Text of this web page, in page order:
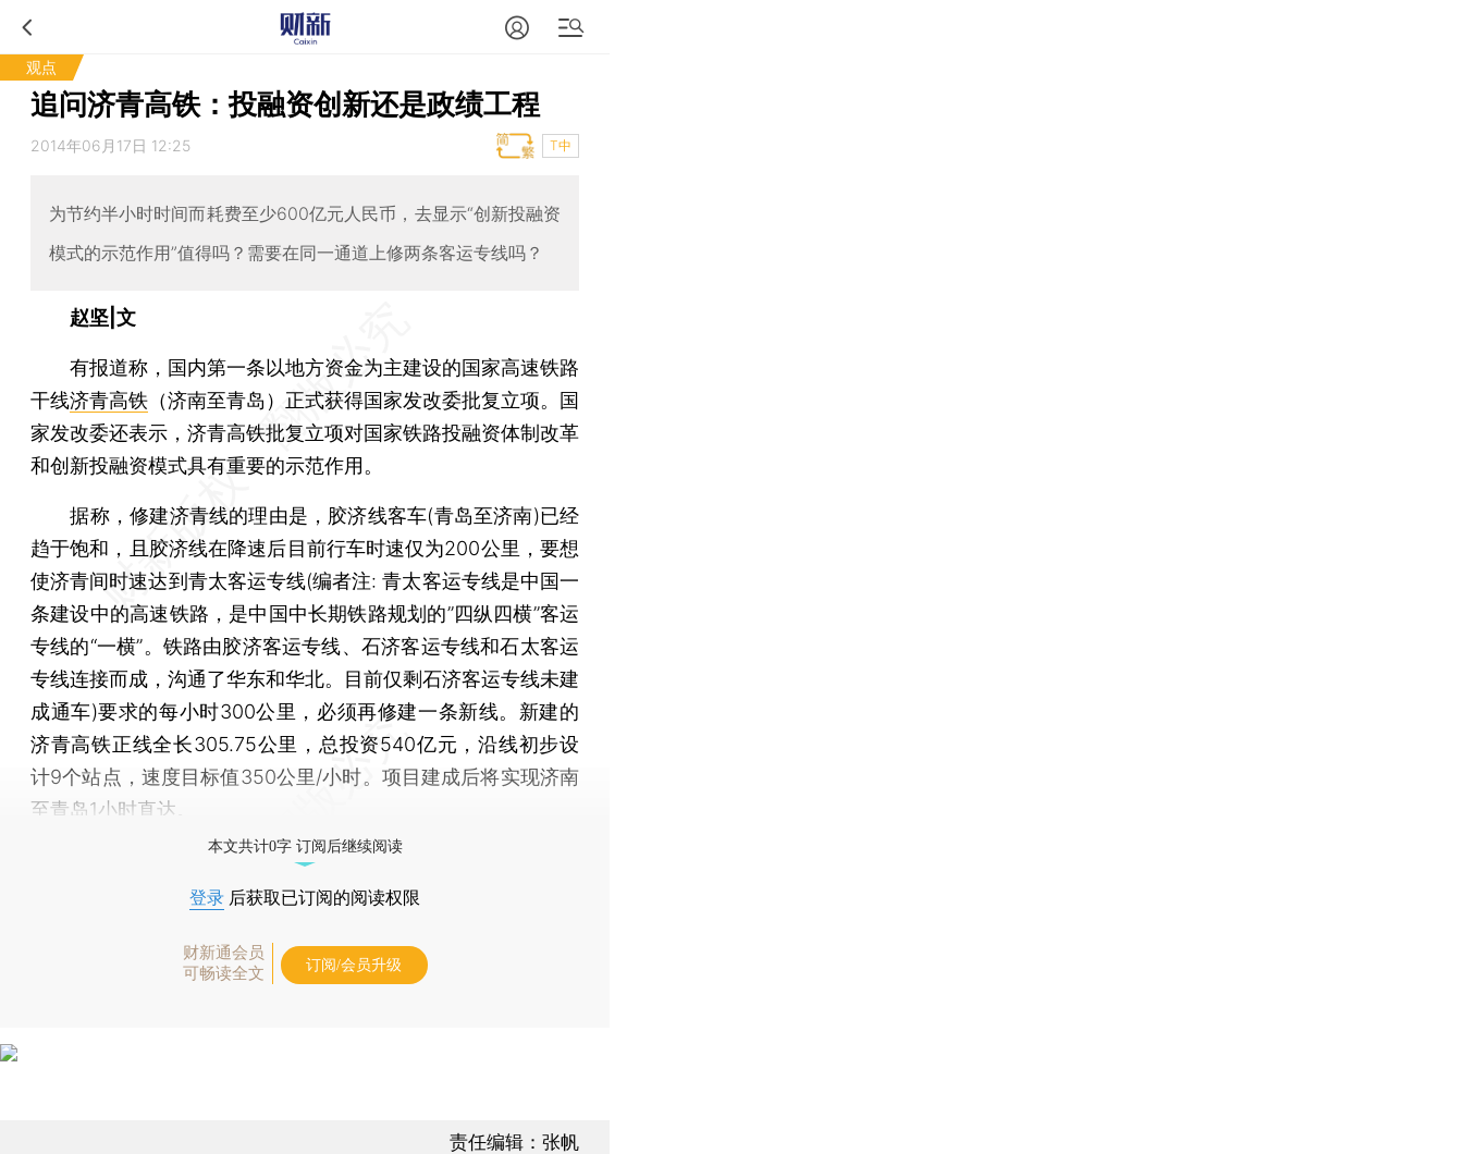
观点
追问济青高铁：投融资创新还是政绩工程
2014年06月17日 12:25 T中
为节约半小时时间而耗费至少600亿元人民币，去显示“创新投融资
模式的示范作用”值得吗？需要在同一通道上修两条客运专线吗？
赵坚|文
有报道称，国内第一条以地方资金为主建设的国家高速铁路
干线济青高铁 （济南至青岛）正式获得国家发改委批复立项。国
家发改委还表示，济青高铁批复立项对国家铁路投融资体制改革
和创新投融资模式具有重要的示范作用。
据称，修建济青线的理由是，胶济线客车(青岛至济南)已经
趋于饱和，且胶济线在降速后目前行车时速仅为200公里，要想
使济青间时速达到青太客运专线(编者注: 青太客运专线是中国一
条建设中的高速铁路，是中国中长期铁路规划的”四纵四横”客运
专线的“一横”。铁路由胶济客运专线、石济客运专线和石太客运
专线连接而成，沟通了华东和华北。目前仅剩石济客运专线未建
成通车)要求的每小时300公里，必须再修建一条新线。新建的
济青高铁正线全长305.75公里，总投资540亿元，沿线初步设
计9个站点，速度目标值350公里/小时。项目建成后将实现济南
至青岛1小时直达。
本文共计0字 订阅后继续阅读
登录 后获取已订阅的阅读权限
财新通会员
可畅读全文
订阅/会员升级
责任编辑：张帆